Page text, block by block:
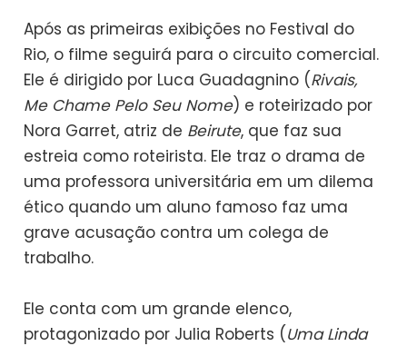
Após as primeiras exibições no Festival do
Rio, o filme seguirá para o circuito comercial.
Ele é dirigido por Luca Guadagnino (Rivais,
Me Chame Pelo Seu Nome) e roteirizado por
Nora Garret, atriz de Beirute, que faz sua
estreia como roteirista. Ele traz o drama de
uma professora universitária em um dilema
ético quando um aluno famoso faz uma
grave acusação contra um colega de
trabalho.
Ele conta com um grande elenco,
protagonizado por Julia Roberts (Uma Linda